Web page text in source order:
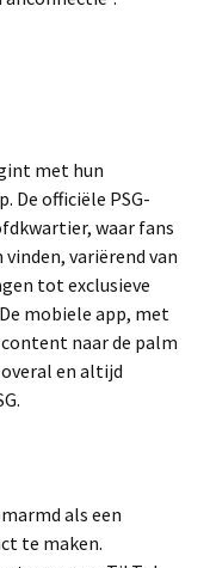
met hun
De officiële PSG-
waar fans
variërend van
tot exclusieve
mobiele app, met
naar de palm
overal en altijd
als een
te maken.